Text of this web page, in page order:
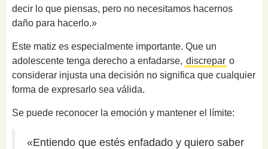
decir lo que piensas, pero no necesitamos hacernos
daño para hacerlo.»
Este matiz es especialmente importante. Que un
adolescente tenga derecho a enfadarse, discrepar o
considerar injusta una decisión no significa que cualquier
forma de expresarlo sea válida.
Se puede reconocer la emoción y mantener el límite:
«Entiendo que estés enfadado y quiero saber